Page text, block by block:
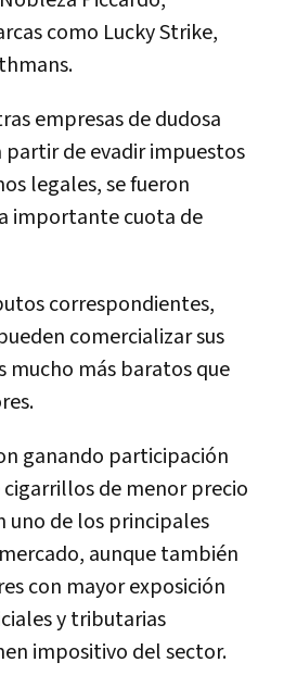
como Lucky Strike,
empresas de dudosa
partir de evadir impuestos
legales, se fueron
importante cuota de
correspondientes,
comercializar sus
mucho más baratos que
ganando participación
de menor precio
uno de los principales
aunque también
con mayor exposición
y tributarias
impositivo del sector.